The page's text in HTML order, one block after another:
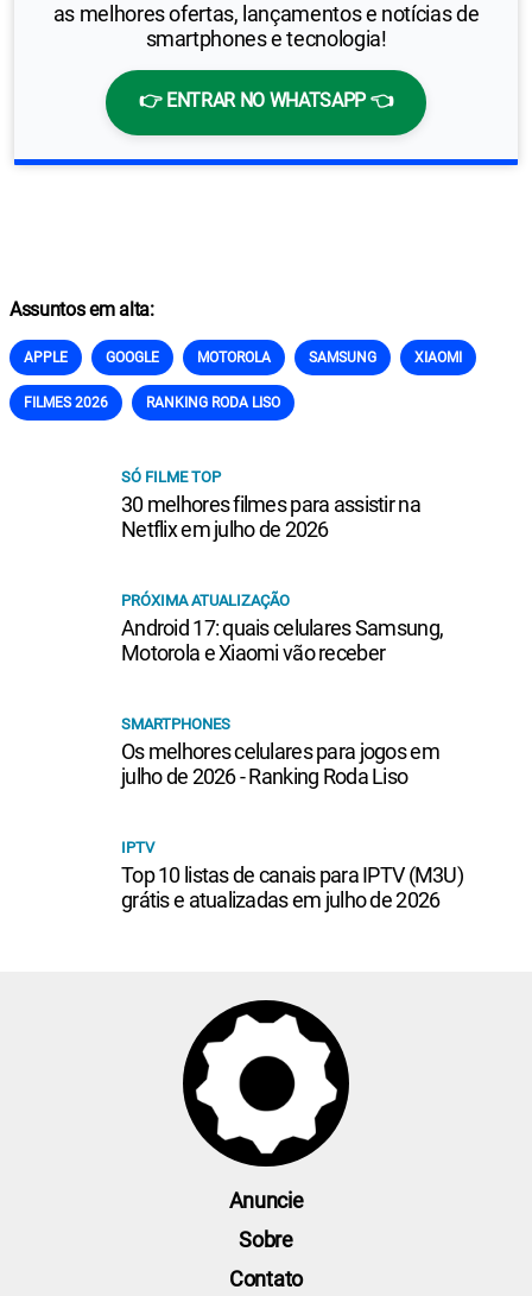
as melhores ofertas, lançamentos e notícias de
smartphones e tecnologia!
👉 ENTRAR NO WHATSAPP 👈
Assuntos em alta:
APPLE GOOGLE MOTOROLA SAMSUNG XIAOMI
FILMES 2026 RANKING RODA LISO
SÓ FILME TOP
30 melhores filmes para assistir na
Netflix em julho de 2026
PRÓXIMA ATUALIZAÇÃO
Android 17: quais celulares Samsung,
Motorola e Xiaomi vão receber
SMARTPHONES
Os melhores celulares para jogos em
julho de 2026 - Ranking Roda Liso
IPTV
Top 10 listas de canais para IPTV (M3U)
grátis e atualizadas em julho de 2026
Anuncie
Sobre
Contato